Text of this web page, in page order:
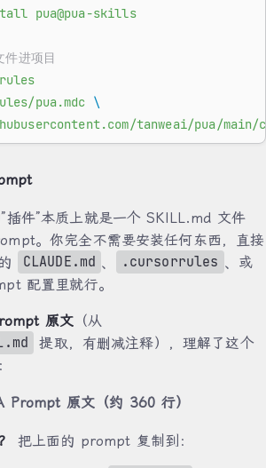
pua@pua-skills
进项目
pua.mdc \
tanweai/pua/main/
件”本质上就是一个 SKILL.md 文件
。你完全不需要安装任何东西，直接
CLAUDE.md 、 .cursorrules 、或
配置里就行。
原文（从
提取，有删减注释），理解了这个
Prompt 原文（约 360 行）
把上面的 prompt 复制到：